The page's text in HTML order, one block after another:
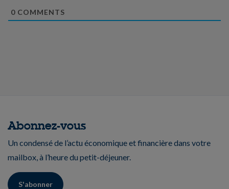
0 COMMENTS
Abonnez-vous
Un condensé de l’actu économique et financière dans votre
mailbox, à l’heure du petit-déjeuner.
S'abonner